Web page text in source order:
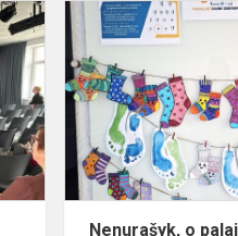
Apie
kūrybišką
refleksiją
rajono
švietimo
pagalbos
specia...
Nenurašyk, o